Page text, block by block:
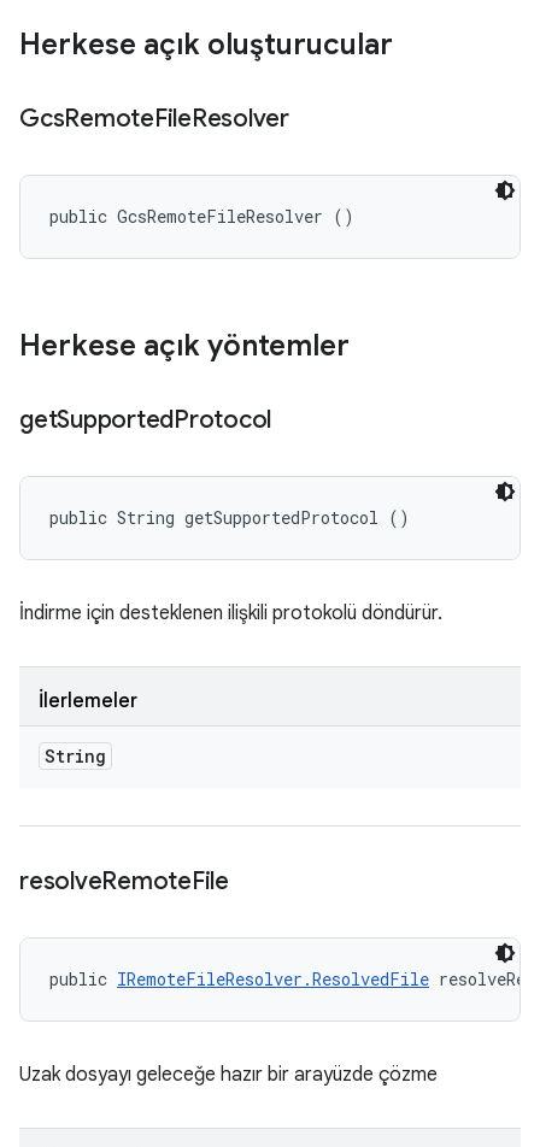
Herkese açık oluşturucular
GcsRemoteFileResolver
public GcsRemoteFileResolver ()
Herkese açık yöntemler
getSupportedProtocol
public String getSupportedProtocol ()
İndirme için desteklenen ilişkili protokolü döndürür.
İlerlemeler
String
resolveRemoteFile
public IRemoteFileResolver.ResolvedFile
Uzak dosyayı geleceğe hazır bir arayüzde çözme